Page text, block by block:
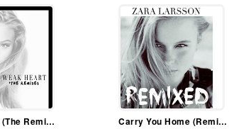
Weak Heart (The Remixes) (Ep) Carry You Home (Remixes)